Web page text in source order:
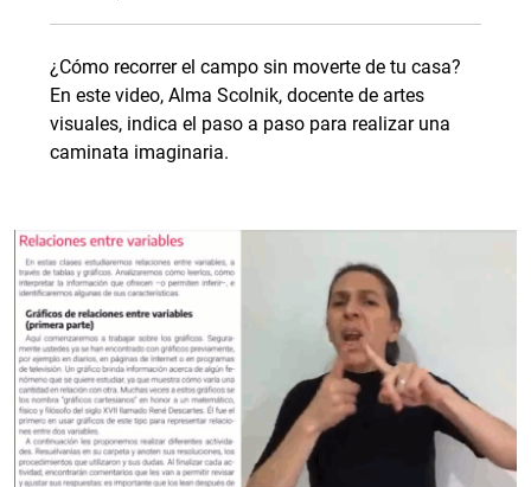
¿Cómo recorrer el campo sin moverte de tu casa?
En este video, Alma Scolnik, docente de artes
visuales, indica el paso a paso para realizar una
caminata imaginaria.